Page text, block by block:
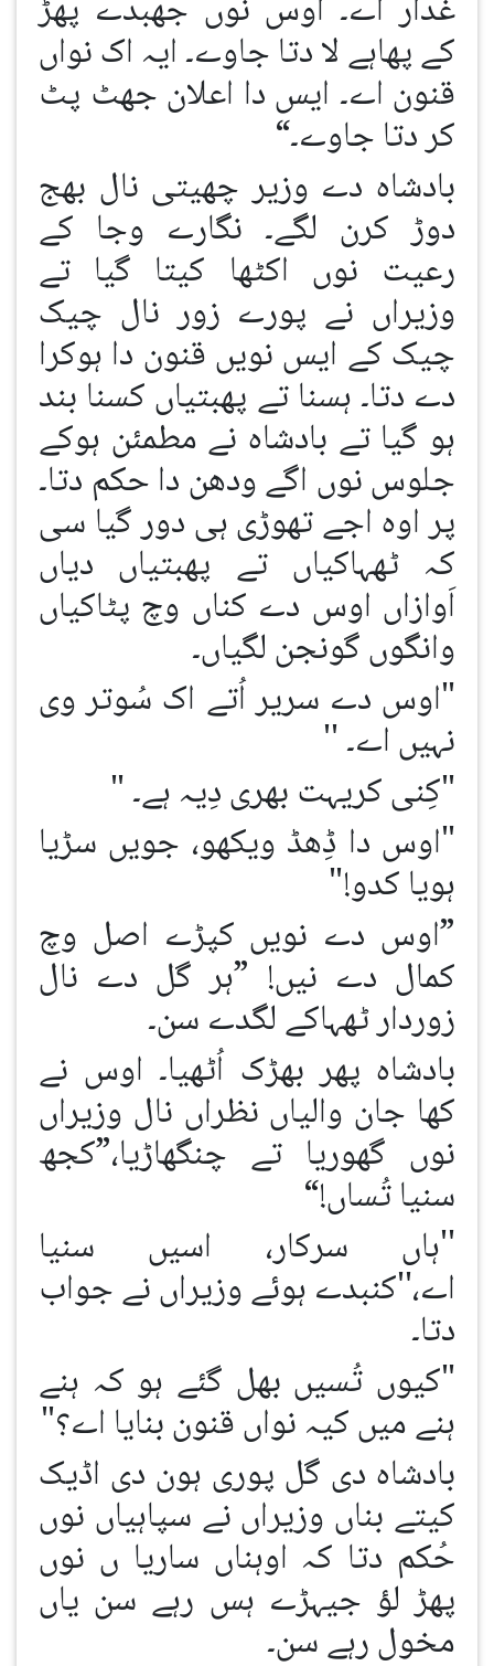
غدار اے۔ اوس نوں جھبدے پھڑ
کے پھاہے لا دتا جاوے۔ ایہ اک نواں
قنون اے۔ ایس دا اعلان جھٹ پٹ
کر دتا جاوے۔“
بادشاہ دے وزیر چھیتی نال بھج
دوڑ کرن لگے۔ نگارے وجا کے
رعیت نوں اکٹھا کیتا گیا تے
وزیراں نے پورے زور نال چیک
چیک کے ایس نویں قنون دا ہوکرا
دے دتا۔ ہسنا تے پھبتیاں کسنا بند
ہو گیا تے بادشاہ نے مطمئن ہوکے
جلوس نوں اگے ودھن دا حکم دتا۔
پر اوہ اجے تھوڑی ہی دور گیا سی
کہ ٹھہاکیاں تے پھبتیاں دیاں
اَوازاں اوس دے کناں وچ پٹاکیاں
وانگوں گونجن لگیاں۔
"اوس دے سریر اُتے اک سُوتر وی
نہیں اے۔ ''
"کِنی کریہت بھری دِیہ ہے۔ "
"اوس دا ڈِھڈ ویکھو، جویں سڑیا
ہویا کدو!"
”اوس دے نویں کپڑے اصل وچ
کمال دے نیں! ”ہر گل دے نال
زوردار ٹھہاکے لگدے سن۔
بادشاہ پھر بھڑک اُٹھیا۔ اوس نے
کھا جان والیاں نظراں نال وزیراں
نوں گھوریا تے چنگھاڑیا،”کجھ
سنیا تُساں!“
''ہاں سرکار، اسیں سنیا
اے،''کنبدے ہوئے وزیراں نے جواب
دتا۔
"کیوں تُسیں بھل گئے ہو کہ ہنے
ہنے میں کیہ نواں قنون بنایا اے؟"
بادشاہ دی گل پوری ہون دی اڈیک
کیتے بناں وزیراں نے سپاہیاں نوں
حُکم دتا کہ اوہناں ساریا ں نوں
پھڑ لؤ جیہڑے ہس رہے سن یاں
مخول رہے سن۔